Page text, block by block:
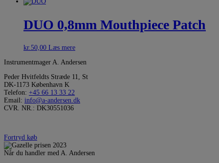
DUO 0,8mm Mouthpiece Patch
kr. 50,00 Læs mere
Instrumentmager A. Andersen
Peder Hvitfeldts Stræde 11, St
DK-1173 København K
Telefon: +45 66 13 33 22
Email: info@a-andersen.dk
CVR. NR.: DK30551036
Fortryd køb
Når du handler med A. Andersen